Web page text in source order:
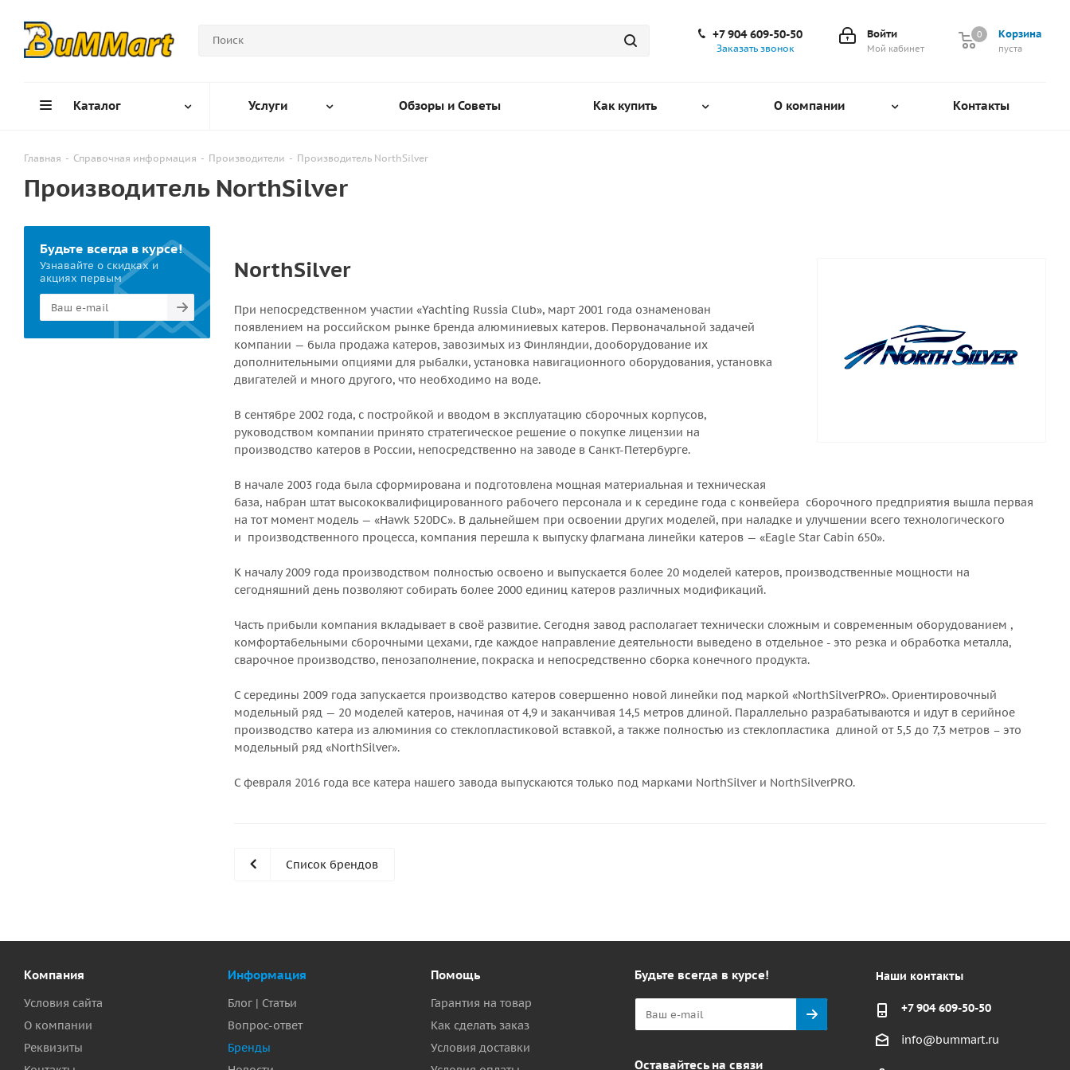
Корзина
0
пуста
0
Войти
Мой кабинет
+7 904 609-50-50
Заказать звонок
Каталог Услуги Обзоры и Советы Как купить О компании Контакты
Главная - Справочная информация - Производители - Производитель NorthSilver
Производитель NorthSilver
NorthSilver
При непосредственном участии «Yachting Russia Club», март 2001 года ознаменован
появлением на российском рынке бренда алюминиевых катеров. Первоначальной задачей
компании — была продажа катеров, завозимых из Финляндии, дооборудование их
дополнительными опциями для рыбалки, установка навигационного оборудования, установка
двигателей и много другого, что необходимо на воде.
В сентябре 2002 года, с постройкой и вводом в эксплуатацию сборочных корпусов,
руководством компании принято стратегическое решение о покупке лицензии на
производство катеров в России, непосредственно на заводе в Санкт-Петербурге.
В начале 2003 года была сформирована и подготовлена мощная материальная и техническая
база, набран штат высококвалифицированного рабочего персонала и к середине года с конвейера сборочного предприятия вышла первая
на тот момент модель — «Hawk 520DC». В дальнейшем при освоении других моделей, при наладке и улучшении всего технологического
и производственного процесса, компания перешла к выпуску флагмана линейки катеров — «Eagle Star Cabin 650».
К началу 2009 года производством полностью освоено и выпускается более 20 моделей катеров, производственные мощности на
сегодняшний день позволяют собирать более 2000 единиц катеров различных модификаций.
Часть прибыли компания вкладывает в своё развитие. Сегодня завод располагает технически сложным и современным оборудованием ,
комфортабельными сборочными цехами, где каждое направление деятельности выведено в отдельное - это резка и обработка металла,
сварочное производство, пенозаполнение, покраска и непосредственно сборка конечного продукта.
С середины 2009 года запускается производство катеров совершенно новой линейки под маркой «NorthSilverPRO». Ориентировочный
модельный ряд — 20 моделей катеров, начиная от 4,9 и заканчивая 14,5 метров длиной. Параллельно разрабатываются и идут в серийное
производство катера из алюминия со стеклопластиковой вставкой, а также полностью из стеклопластика длиной от 5,5 до 7,3 метров – это
модельный ряд «NorthSilver».
С февраля 2016 года все катера нашего завода выпускаются только под марками NorthSilver и NorthSilverPRO.
Список брендов
Будьте всегда в курсе!
Узнавайте о скидках и
акциях первым
Компания
Условия сайта
О компании
Реквизиты
Информация
Блог | Статьи
Вопрос-ответ
Бренды
Помощь
Гарантия на товар
Как сделать заказ
Условия доставки
Будьте всегда в курсе!
Оставайтесь на связи
Наши контакты
+7 904 609-50-50
info@bummart.ru